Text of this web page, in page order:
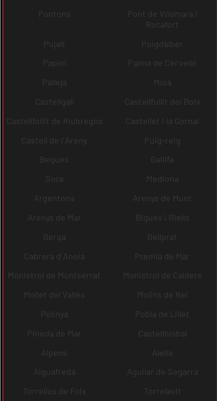
Pontons
Pont de Vilomara i
Rocafort
Pujalt
Puigdàlber
Papiol
Palma de Cervelló
Pallejà
Moià
Castellgalí
Castellfullit del Boix
Castellfollit de Riubregós
Castellet i la Gornal
Castell de l´Areny
Puig-reig
Begues
Gallifa
Sora
Mediona
Argentona
Arenys de Munt
Arenys de Mar
Bigues i Riells
Berga
Bellprat
Cabrera d´Anoia
Premià de Mar
Monistrol de Montserrat
Monistrol de Calders
Mollet del Vallès
Molins de Rei
Polinyà
Pobla de Lillet
Pineda de Mar
Castellbisbal
Alpens
Alella
Aiguafreda
Aguilar de Segarra
Torrelles de Foix
Torrelavit